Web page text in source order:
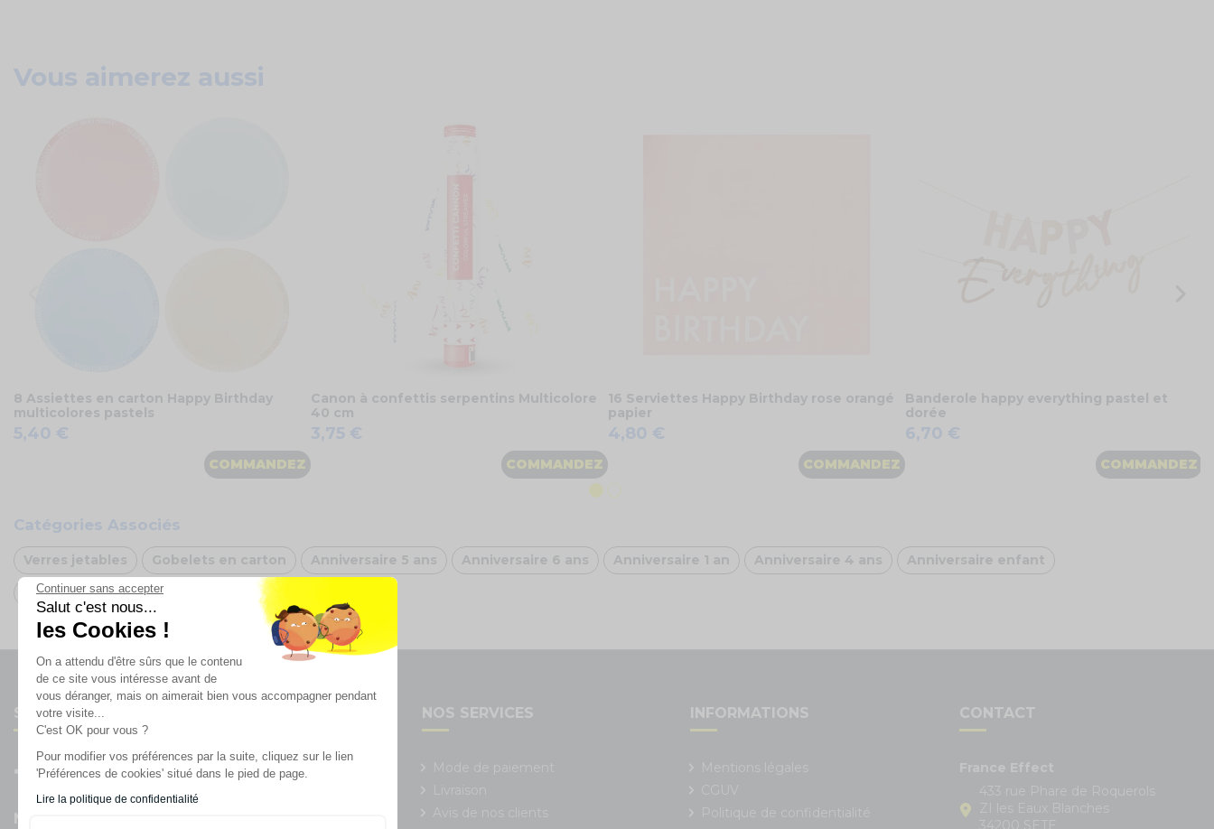
Continuer sans accepter
Salut c'est nous...
les Cookies !
On a attendu d'être sûrs que le contenu
de ce site vous intéresse avant de
vous déranger, mais on aimerait bien vous accompagner pendant
votre visite...
C'est OK pour vous ?
Pour modifier vos préférences par la suite, cliquez sur le lien
'Préférences de cookies' situé dans le pied de page.
Lire la politique de confidentialité
Vous aimerez aussi
8 Assiettes en carton Happy Birthday
multicolores pastels
5,40 €
COMMANDEZ
Canon à confettis serpentins Multicolore
40 cm
3,75 €
COMMANDEZ
16 Serviettes Happy Birthday rose orangé
papier
4,80 €
COMMANDEZ
Banderole happy everything pastel et
dorée
6,70 €
COMMANDEZ
Catégories Associés
Verres jetables Gobelets en carton Anniversaire 5 ans Anniversaire 6 ans Anniversaire 1 an Anniversaire 4 ans
Anniversaire enfant
Oh FX
Suivez-nous
Newsletter
NOS SERVICES INFORMATIONS CONTACT